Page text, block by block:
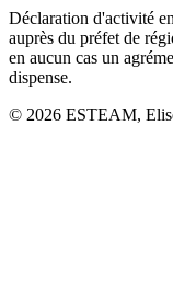
Déclaration d'activité
auprès du préfet de
en aucun cas un
dispense.
© 2026 ESTEAM,